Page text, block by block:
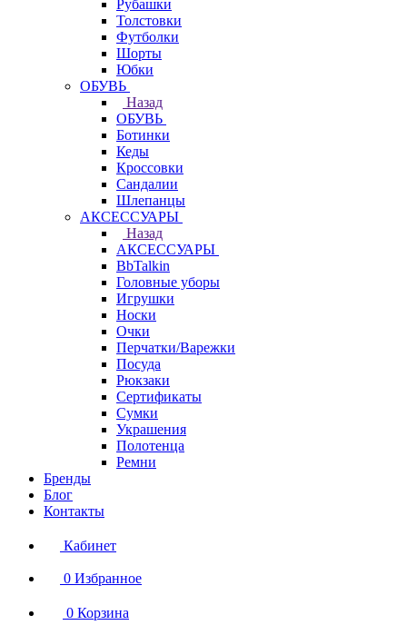
Рубашки
Толстовки
Футболки
Шорты
Юбки
ОБУВЬ
Назад
ОБУВЬ
Ботинки
Кеды
Кроссовки
Сандалии
Шлепанцы
АКСЕССУАРЫ
Назад
АКСЕССУАРЫ
BbTalkin
Головные уборы
Игрушки
Носки
Очки
Перчатки/Варежки
Посуда
Рюкзаки
Сертификаты
Сумки
Украшения
Полотенца
Ремни
Бренды
Блог
Контакты
Кабинет
0 Избранное
0 Корзина